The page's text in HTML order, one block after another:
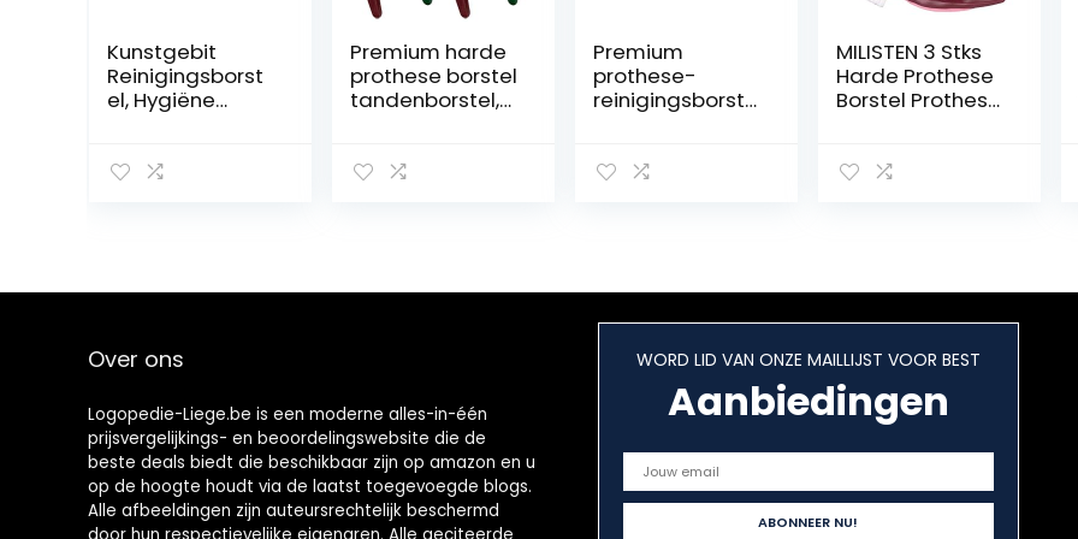
Kunstgebit
Reinigingsborst
el, Hygiëne
Kunstgebit Zorg,
Tandenborstel
Valse Tanden, 1
Premium harde
prothese borstel
tandenborstel,
borstelharen en
kunstgebit
Premium
prothese-
reinigingsborste
borstelharen en
kunstgebit
dubbelzijdige
valse tanden
reinigen, 3 stuks
(blauw, oranje,
MILISTEN 3 Stks
Harde Prothese
Borstel Prothese
Tandenborstel
Prothese Zorg
Over ons
Logopedie-Liege.be is een moderne alles-in-één
prijsvergelijkings- en beoordelingswebsite die de
beste deals biedt die beschikbaar zijn op amazon en u
op de hoogte houdt via de laatst toegevoegde blogs.
Alle afbeeldingen zijn auteursrechtelijk beschermd
WORD LID VAN ONZE MAILLIJST VOOR BEST
Aanbiedingen